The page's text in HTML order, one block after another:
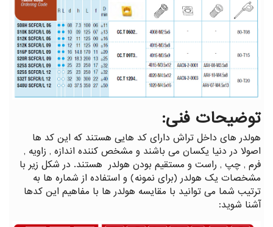
توضیحات فنی:
هولدر های داخل تراش دارای کد هایی هستند که این کد ها
اصولا در دنیا یکسان می باشند و مشخص کننده اندازه , زاویه ,
فرم , چپ , راست و مستقیم بودن هولدر هستند. در شکل زیر با
مشخصات یک هولدر (برای نمونه) و استفاده از شماره ها به
ترتیب شما می توانید با مقایسه هولدر ها با مفاهیم این کدها
آشنا شوید: